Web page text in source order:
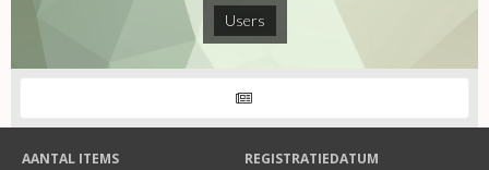
Users
AANTAL ITEMS
REGISTRATIEDATUM